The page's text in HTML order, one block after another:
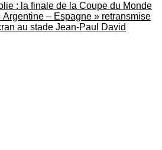
: la finale de la Coupe du Monde
Argentine – Espagne » retransmise
au stade Jean-Paul David